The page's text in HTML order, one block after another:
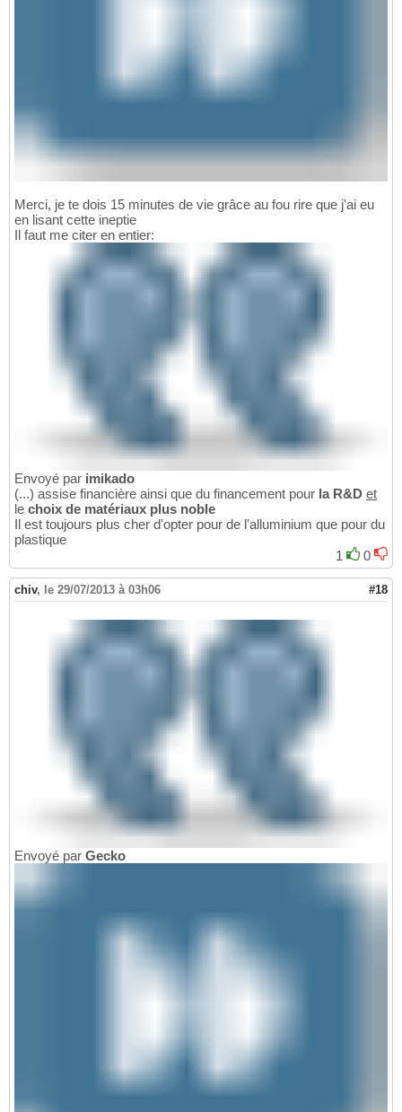
Merci, je te dois 15 minutes de vie grâce au fou rire que j'ai eu
en lisant cette ineptie
Il faut me citer en entier:
Envoyé par imikado
(...) assise financière ainsi que du financement pour la R&D et
le choix de matériaux plus noble
Il est toujours plus cher d'opter pour de l'alluminium que pour du
plastique
1
0
chiv, le 29/07/2013 à 03h06 #18
Envoyé par Gecko